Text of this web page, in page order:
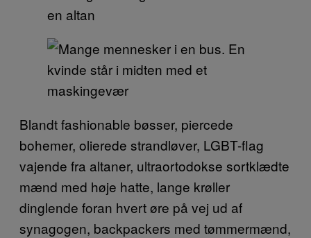
Blandt fashionable bøsser, piercede
bohemer, olierede strandløver, LGBT-flag
vajende fra altaner, ultraortodokse sortklædte
mænd med høje hatte, lange krøller
dinglende foran hvert øre på vej ud af
synagogen, backpackers med tømmermænd,